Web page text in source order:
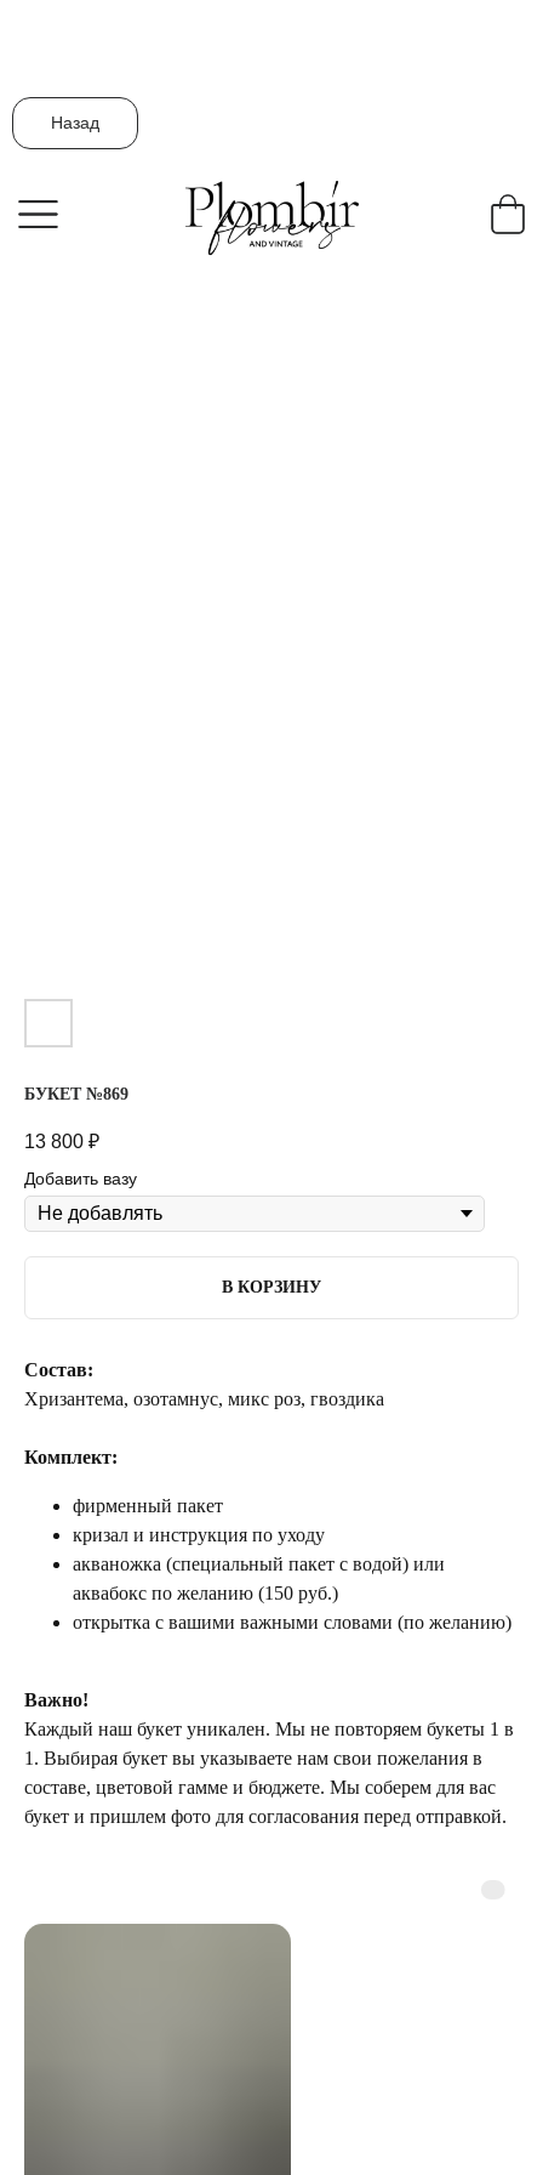
Назад
БУКЕТ №869
13 800 ₽
Добавить вазу
В КОРЗИНУ
Состав:
Хризантема, озотамнус, микс роз, гвоздика
Комплект:
фирменный пакет
кризал и инструкция по уходу
акваножка (специальный пакет с водой) или
аквабокс по желанию (150 руб.)
открытка с вашими важными словами (по желанию)
Важно!
Каждый наш букет уникален. Мы не повторяем букеты 1 в
1. Выбирая букет вы указываете нам свои пожелания в
составе, цветовой гамме и бюджете. Мы соберем для вас
букет и пришлем фото для согласования перед отправкой.